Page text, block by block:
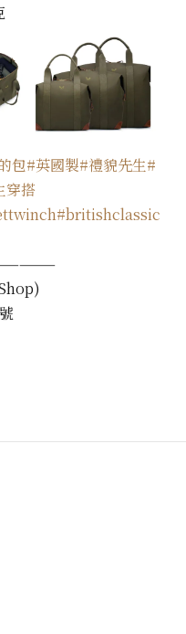
包#英國製#禮貌先生#
穿搭
#britishclassic